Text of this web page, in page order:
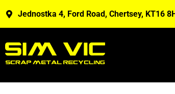
Jednostka 4, Ford Road, Chertsey, KT16